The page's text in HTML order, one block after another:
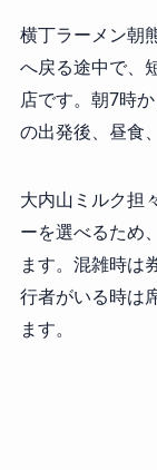
横丁ラーメン朝
へ戻る途中で、
店です。朝7時
の出発後、昼食
大内山ミルク担
ーを選べるため
ます。混雑時は
行者がいる時は
ます。